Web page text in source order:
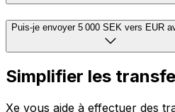
Puis-je envoyer 5 000 SEK vers EUR
Simplifier les
Xe vous aide à effectuer des